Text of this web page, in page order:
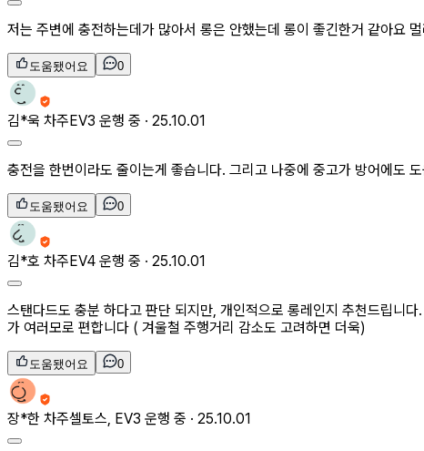
저는 주변에 충전하는데가 많아서 롱은 안했는데 롱이 좋긴한거 같아요
도움됐어요 0
김*욱 차주EV3 운행 중 · 25.10.01
충전을 한번이라도 줄이는게 좋습니다. 그리고 나중에 중고가 방어에도
도움됐어요 0
김*호 차주EV4 운행 중 · 25.10.01
스탠다드도 충분 하다고 판단 되지만, 개인적으로 롱레인지 추천드립
가 여러모로 편합니다 ( 겨울철 주행거리 감소도 고려하면 더욱)
도움됐어요 0
장*한 차주셀토스, EV3 운행 중 · 25.10.01